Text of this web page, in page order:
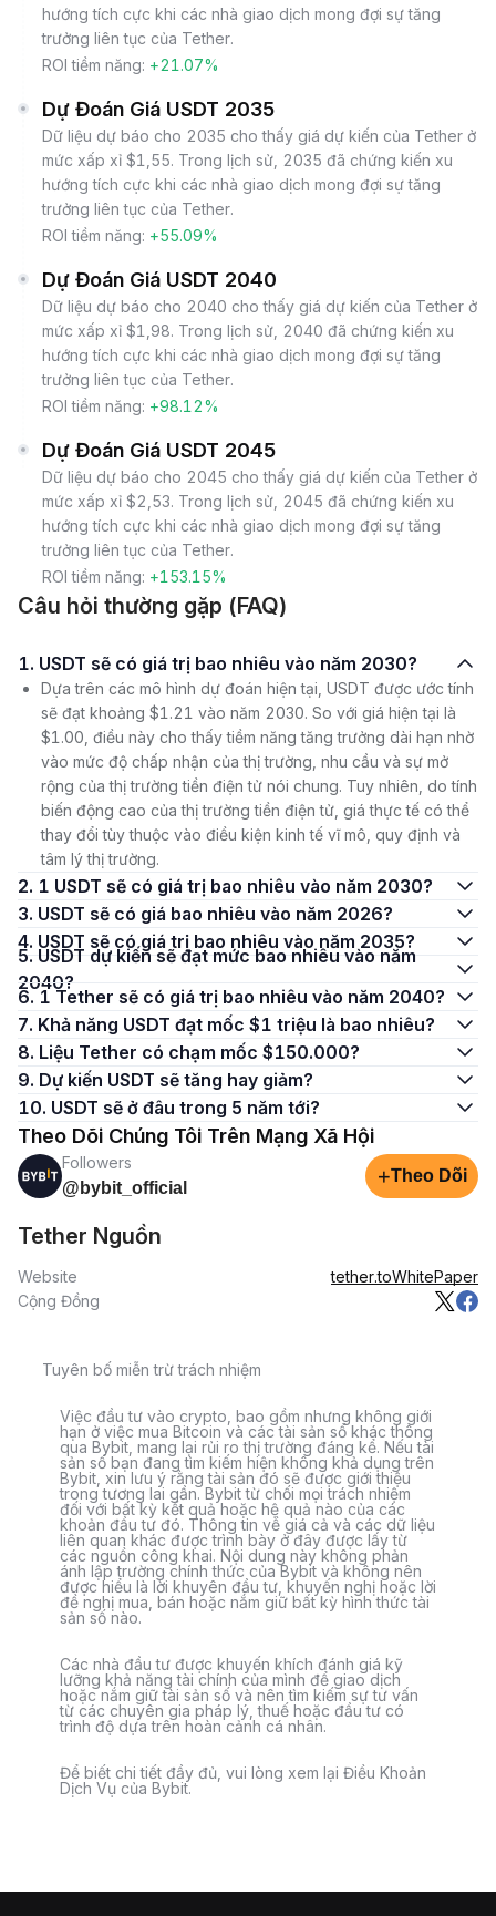
hướng tích cực khi các nhà giao dịch mong đợi sự tăng
trưởng liên tục của Tether.
ROI tiềm năng: +21.07%
Dự Đoán Giá USDT 2035
Dữ liệu dự báo cho 2035 cho thấy giá dự kiến của Tether ở
mức xấp xỉ $1,55. Trong lịch sử, 2035 đã chứng kiến xu
hướng tích cực khi các nhà giao dịch mong đợi sự tăng
trưởng liên tục của Tether.
ROI tiềm năng: +55.09%
Dự Đoán Giá USDT 2040
Dữ liệu dự báo cho 2040 cho thấy giá dự kiến của Tether ở
mức xấp xỉ $1,98. Trong lịch sử, 2040 đã chứng kiến xu
hướng tích cực khi các nhà giao dịch mong đợi sự tăng
trưởng liên tục của Tether.
ROI tiềm năng: +98.12%
Dự Đoán Giá USDT 2045
Dữ liệu dự báo cho 2045 cho thấy giá dự kiến của Tether ở
mức xấp xỉ $2,53. Trong lịch sử, 2045 đã chứng kiến xu
hướng tích cực khi các nhà giao dịch mong đợi sự tăng
trưởng liên tục của Tether.
ROI tiềm năng: +153.15%
Câu hỏi thường gặp (FAQ)
1. USDT sẽ có giá trị bao nhiêu vào năm 2030?
Dựa trên các mô hình dự đoán hiện tại, USDT được ước tính
sẽ đạt khoảng $1.21 vào năm 2030. So với giá hiện tại là
$1.00, điều này cho thấy tiềm năng tăng trưởng dài hạn nhờ
vào mức độ chấp nhận của thị trường, nhu cầu và sự mở
rộng của thị trường tiền điện tử nói chung. Tuy nhiên, do tính
biến động cao của thị trường tiền điện tử, giá thực tế có thể
thay đổi tùy thuộc vào điều kiện kinh tế vĩ mô, quy định và
tâm lý thị trường.
2. 1 USDT sẽ có giá trị bao nhiêu vào năm 2030?
3. USDT sẽ có giá bao nhiêu vào năm 2026?
4. USDT sẽ có giá trị bao nhiêu vào năm 2035?
5. USDT dự kiến sẽ đạt mức bao nhiêu vào năm
2040?
6. 1 Tether sẽ có giá trị bao nhiêu vào năm 2040?
7. Khả năng USDT đạt mốc $1 triệu là bao nhiêu?
8. Liệu Tether có chạm mốc $150.000?
9. Dự kiến USDT sẽ tăng hay giảm?
10. USDT sẽ ở đâu trong 5 năm tới?
Theo Dõi Chúng Tôi Trên Mạng Xã Hội
Followers
@bybit_official
+Theo Dõi
Tether Nguồn
Website tether.toWhitePaper
Cộng Đồng
Tuyên bố miễn trừ trách nhiệm
Việc đầu tư vào crypto, bao gồm nhưng không giới
hạn ở việc mua Bitcoin và các tài sản số khác thông
qua Bybit, mang lại rủi ro thị trường đáng kể. Nếu tài
sản số bạn đang tìm kiếm hiện không khả dụng trên
Bybit, xin lưu ý rằng tài sản đó sẽ được giới thiệu
trong tương lai gần. Bybit từ chối mọi trách nhiệm
đối với bất kỳ kết quả hoặc hệ quả nào của các
khoản đầu tư đó. Thông tin về giá cả và các dữ liệu
liên quan khác được trình bày ở đây được lấy từ
các nguồn công khai. Nội dung này không phản
ánh lập trường chính thức của Bybit và không nên
được hiểu là lời khuyên đầu tư, khuyến nghị hoặc lời
đề nghị mua, bán hoặc nắm giữ bất kỳ hình thức tài
sản số nào.
Các nhà đầu tư được khuyến khích đánh giá kỹ
lưỡng khả năng tài chính của mình để giao dịch
hoặc nắm giữ tài sản số và nên tìm kiếm sự tư vấn
từ các chuyên gia pháp lý, thuế hoặc đầu tư có
trình độ dựa trên hoàn cảnh cá nhân.
Để biết chi tiết đầy đủ, vui lòng xem lại Điều Khoản
Dịch Vụ của Bybit.